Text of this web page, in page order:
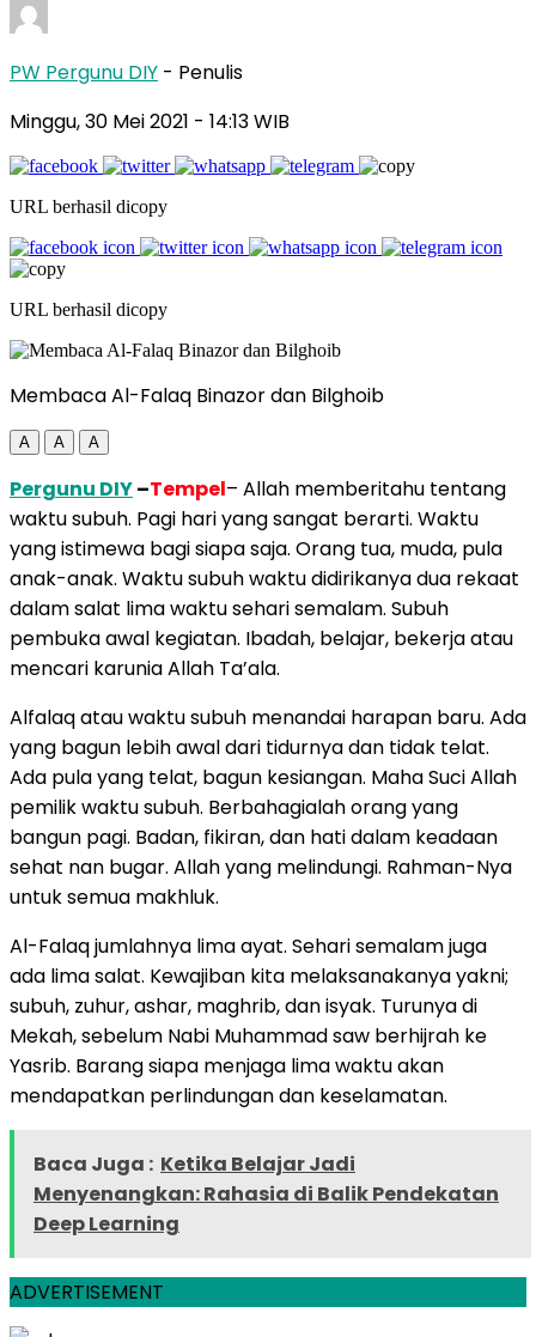
PW Pergunu DIY - Penulis
Minggu, 30 Mei 2021 - 14:13 WIB
URL berhasil dicopy
URL berhasil dicopy
Membaca Al-Falaq Binazor dan Bilghoib
A A A
Pergunu DIY–Tempel– Allah memberitahu tentang
waktu subuh. Pagi hari yang sangat berarti. Waktu
yang istimewa bagi siapa saja. Orang tua, muda, pula
anak-anak. Waktu subuh waktu didirikanya dua rekaat
dalam salat lima waktu sehari semalam. Subuh
pembuka awal kegiatan. Ibadah, belajar, bekerja atau
mencari karunia Allah Ta’ala.
Alfalaq atau waktu subuh menandai harapan baru. Ada
yang bagun lebih awal dari tidurnya dan tidak telat.
Ada pula yang telat, bagun kesiangan. Maha Suci Allah
pemilik waktu subuh. Berbahagialah orang yang
bangun pagi. Badan, fikiran, dan hati dalam keadaan
sehat nan bugar. Allah yang melindungi. Rahman-Nya
untuk semua makhluk.
Al-Falaq jumlahnya lima ayat. Sehari semalam juga
ada lima salat. Kewajiban kita melaksanakanya yakni;
subuh, zuhur, ashar, maghrib, dan isyak. Turunya di
Mekah, sebelum Nabi Muhammad saw berhijrah ke
Yasrib. Barang siapa menjaga lima waktu akan
mendapatkan perlindungan dan keselamatan.
Baca Juga : Ketika Belajar Jadi
Menyenangkan: Rahasia di Balik Pendekatan
Deep Learning
ADVERTISEMENT